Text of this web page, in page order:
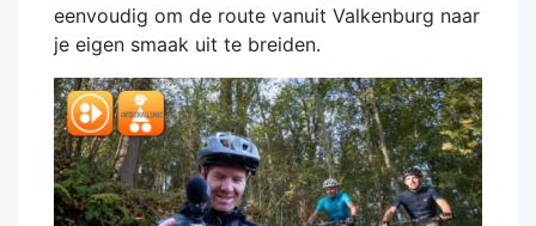
eenvoudig om de route vanuit Valkenburg naar
je eigen smaak uit te breiden.